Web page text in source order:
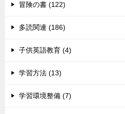
冒険の書 (122)
多読関連 (186)
子供英語教育 (4)
学習方法 (13)
学習環境整備 (7)